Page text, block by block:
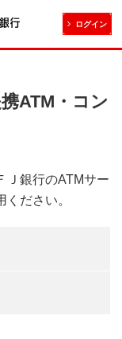
ログイン
ATM・コン
Ｊ銀行のATMサー
ださい。